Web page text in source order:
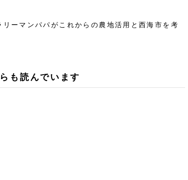
ーマンパパがこれからの農地活用と西海市を考
も読んでいます